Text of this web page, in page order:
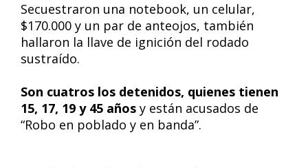
Secuestraron una notebook, un celular,
$170.000 y un par de anteojos, también
hallaron la llave de ignición del rodado
sustraído.
Son cuatros los detenidos, quienes tienen
15, 17, 19 y 45 años y están acusados de
“Robo en poblado y en banda”.